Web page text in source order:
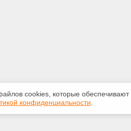
сооkiеs, которые обеспечивают
конфиденциальности